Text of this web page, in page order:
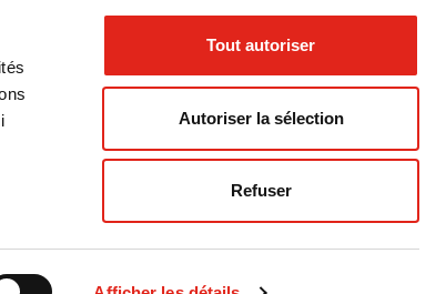
Tout autoriser
Autoriser la sélection
Refuser
Contact us
Creation